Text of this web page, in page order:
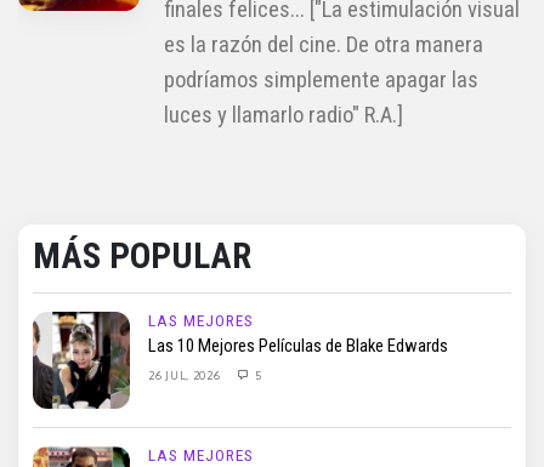
finales felices... ["La estimulación visual
es la razón del cine. De otra manera
podríamos simplemente apagar las
luces y llamarlo radio" R.A.]
MÁS POPULAR
LAS MEJORES
Las 10 Mejores Películas de Blake Edwards
26 JUL, 2026 5
LAS MEJORES